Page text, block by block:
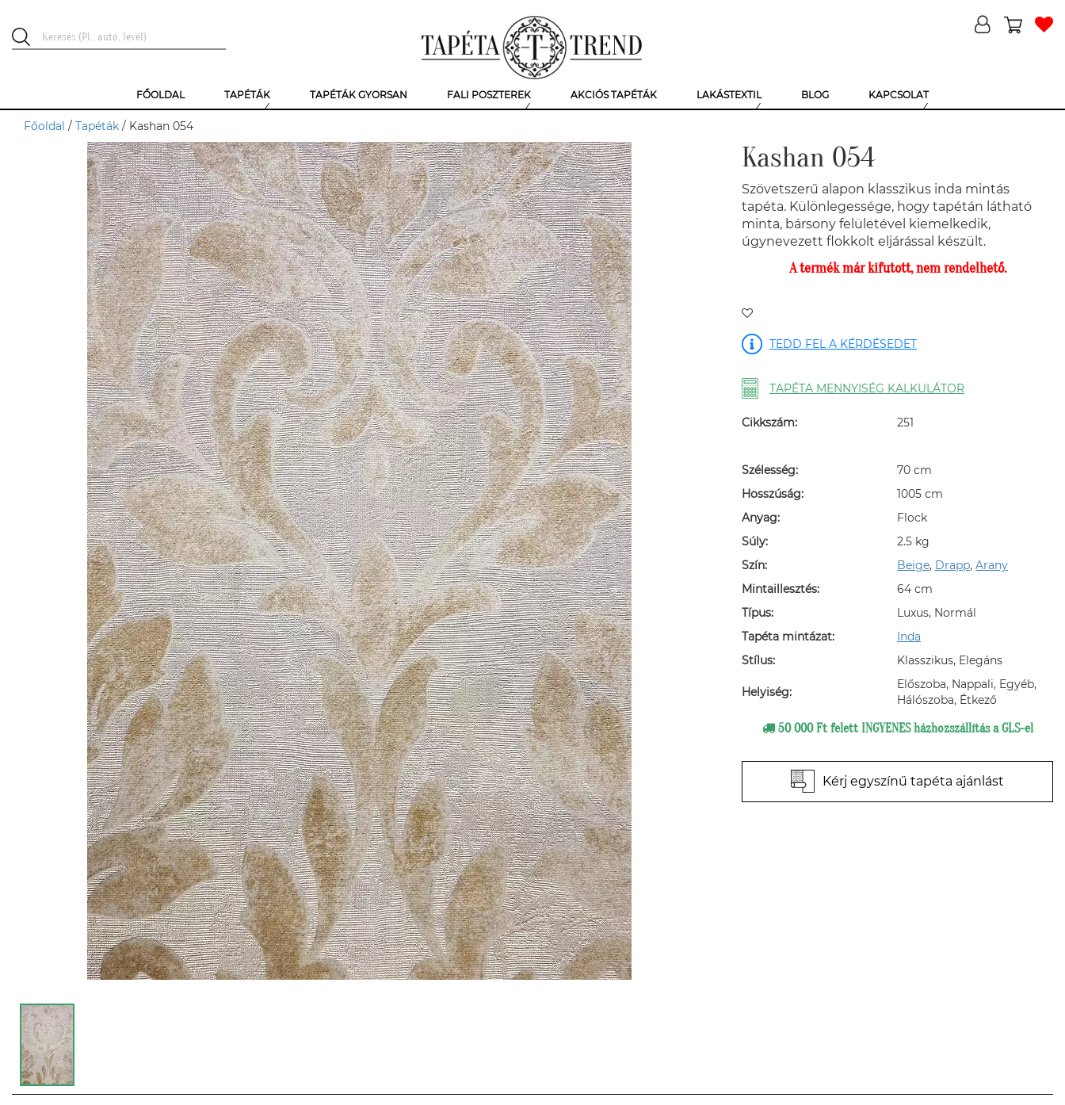
FŐOLDAL TAPÉTÁK TAPÉTÁK GYORSAN FALI POSZTEREK AKCIÓS TAPÉTÁK LAKÁSTEXTIL BLOG KAPCSOLAT
Főoldal / Tapéták / Kashan 054
Kashan 054
Szövetszerű alapon klasszikus inda mintás
tapéta. Különlegessége, hogy tapétán látható
minta, bársony felületével kiemelkedik,
úgynevezett flokkolt eljárással készült.
A termék már kifutott, nem rendelhető.
TEDD FEL A KÉRDÉSEDET
TAPÉTA MENNYISÉG KALKULÁTOR
Cikkszám: 251
Szélesség:
70 cm
Hosszúság:
1005 cm
Anyag:
Flock
Súly:
2.5 kg
Szín:
Beige, Drapp, Arany
Mintaillesztés:
64 cm
Típus:
Luxus, Normál
Tapéta mintázat:
Inda
Stílus:
Klasszikus, Elegáns
Helyiség:
Előszoba, Nappali, Egyéb,
Hálószoba, Étkező
50 000 Ft felett INGYENES házhozszállítás a GLS-el
Kérj egyszínű tapéta ajánlást